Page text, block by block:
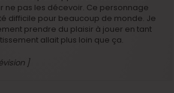
ne pas les décevoir. Ce personnage
difficile pour beaucoup de monde. Je
prendre du plaisir à jouer en tant
allait plus loin que ça.
]